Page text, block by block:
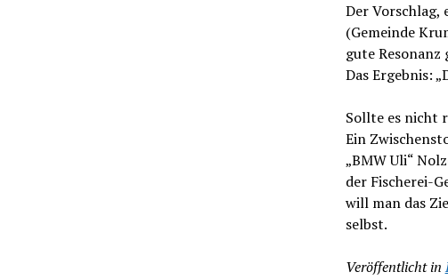
Der Vorschlag,
(Gemeinde
gute Resonanz
Das Ergebnis:
Sollte es nicht
Ein
„BMW Uli“
der Fischerei-
will man das
selbst.
Veröffentlicht in